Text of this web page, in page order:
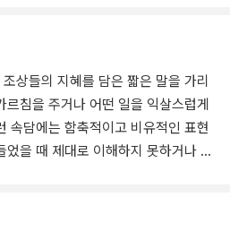
상들의 지혜를 담은 짧은 말을 가리
침을 주거나 어떤 일을 익살스럽게
속담에는 함축적이고 비유적인 표현
을 때 제대로 이해하지 못하거나 잘
생겼대요』를 펼쳐 보자. ‘쇠귀에 경 읽